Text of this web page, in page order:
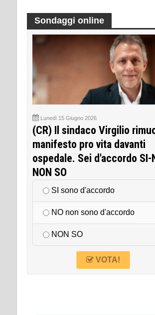
Sondaggi online
Lunedì 15 Giugno 2026
(CR) Il sindaco Virgilio
manifesto pro vita davanti
ospedale. Sei d'accordo SI-
NON SO
SI sono d'accordo
NO non sono d'accordo
NON SO
VOTA!